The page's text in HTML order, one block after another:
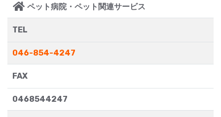
ペット病院・ペット関連サービス
TEL
046-854-4247
FAX
0468544247